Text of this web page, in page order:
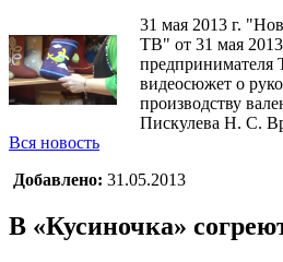
31 мая 2013 г.
ТВ" от 31 мая
видеосюжет о
производству
Пискулева Н. С.
Вся новость
Добавлено: 31.05.2013
В «Кусиночка»